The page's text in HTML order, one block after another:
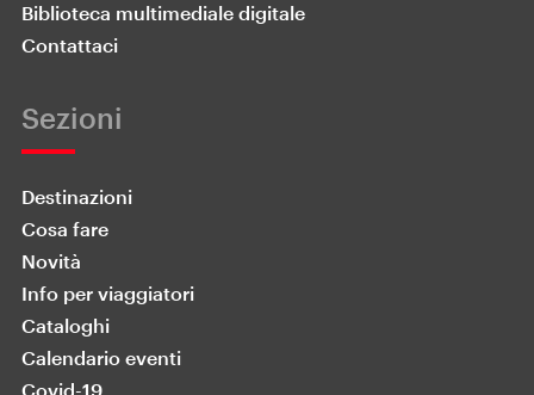
Biblioteca multimediale digitale
Contattaci
Sezioni
Destinazioni
Cosa fare
Novità
Info per viaggiatori
Cataloghi
Calendario eventi
Covid-19